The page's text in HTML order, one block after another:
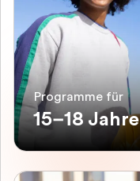
Programme für
15–18 Jahre